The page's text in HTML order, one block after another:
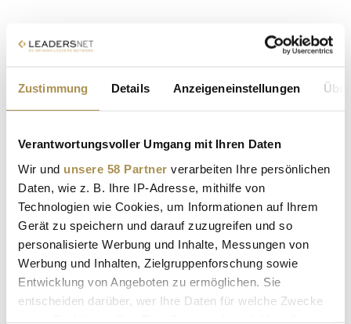
Zustimmung Details Anzeigeneinstellungen
Verantwortungsvoller Umgang mit Ihren Daten
Wir und unsere 58 Partner verarbeiten Ihre persönlichen
Daten, wie z. B. Ihre IP-Adresse, mithilfe von
Technologien wie Cookies, um Informationen auf Ihrem
Gerät zu speichern und darauf zuzugreifen und so
personalisierte Werbung und Inhalte, Messungen von
Werbung und Inhalten, Zielgruppenforschung sowie
Entwicklung von Angeboten zu ermöglichen. Sie
entscheiden darüber, wer Ihre Daten für welche Zwecke